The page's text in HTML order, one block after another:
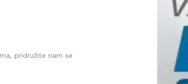
pridružite nam se